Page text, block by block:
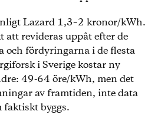
Lazard 1,3–2 kronor/kWh.
att revideras uppåt efter de
och fördyringarna i de flesta
i Sverige kostar ny
49-64 öre/kWh, men det
av framtiden, inte data
byggs.